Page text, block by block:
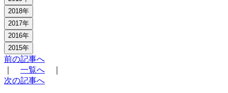
2018年
2017年
2016年
2015年
前の記事へ
一覧へ
次の記事へ